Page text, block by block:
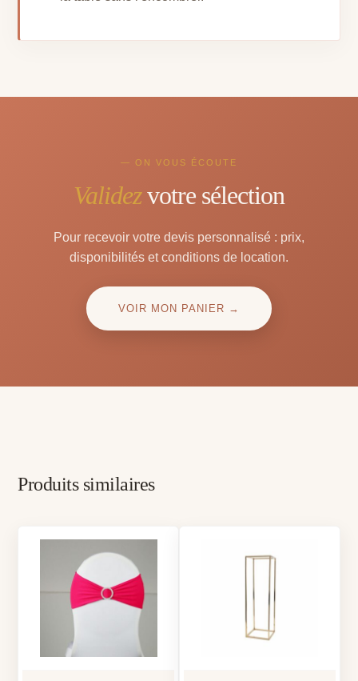
— ON VOUS ÉCOUTE
Validezvotre sélection
Pour recevoir votre devis personnalisé : prix,
disponibilités et conditions de location.
VOIR MON PANIER →
Produits similaires